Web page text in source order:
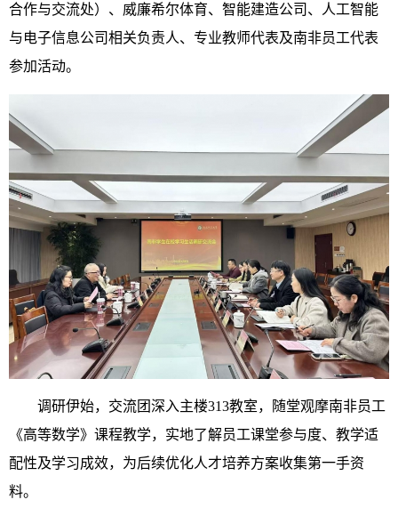
合作与交流处）、威廉希尔体育、智能建造公司、人工智能
与电子信息公司相关负责人、专业教师代表及南非员工代表
参加活动。
调研伊始，交流团深入主楼313教室，随堂观摩南非员工
《高等数学》课程教学，实地了解员工课堂参与度、教学适
配性及学习成效，为后续优化人才培养方案收集第一手资
料。